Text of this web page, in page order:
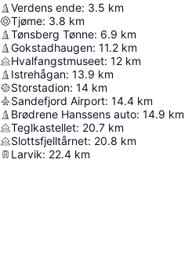
Verdens ende: 3.5 km
Tjøme: 3.8 km
Tønsberg Tønne: 6.9 km
Gokstadhaugen: 11.2 km
Hvalfangstmuseet: 12 km
Istrehågan: 13.9 km
Storstadion: 14 km
Sandefjord Airport: 14.4 km
Brødrene Hanssens auto: 14.9 km
Teglkastellet: 20.7 km
Slottsfjelltårnet: 20.8 km
Larvik: 22.4 km